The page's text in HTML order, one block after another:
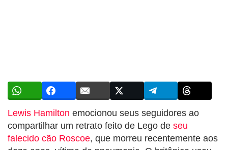
Lewis Hamilton emocionou seus seguidores ao
compartilhar um retrato feito de Lego de seu
falecido cão Roscoe, que morreu recentemente aos